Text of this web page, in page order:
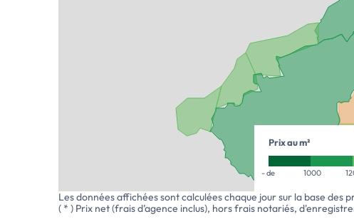
Prix au m²
- de 1000
Les données affichées sont calculées chaque jour sur la base
( * ) Prix net (frais d’agence inclus), hors frais notariés,